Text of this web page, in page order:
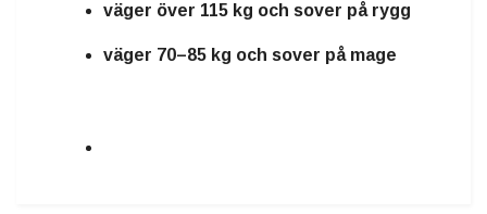
väger över 115 kg och sover på rygg
väger 70–85 kg och sover på mage